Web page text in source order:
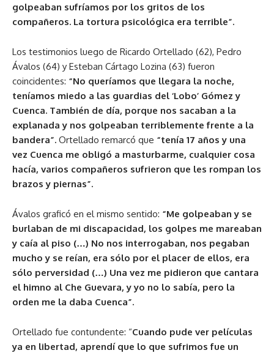
golpeaban sufríamos por los gritos de los
compañeros. La tortura psicológica era terrible”.
Los testimonios luego de Ricardo Ortellado (62), Pedro
Ávalos (64) y Esteban Cártago Lozina (63) fueron
coincidentes: “No queríamos que llegara la noche,
teníamos miedo a las guardias del ‘Lobo’ Gómez y
Cuenca. También de día, porque nos sacaban a la
explanada y nos golpeaban terriblemente frente a la
bandera”. Ortellado remarcó que “tenía 17 años y una
vez Cuenca me obligó a masturbarme, cualquier cosa
hacía, varios compañeros sufrieron que les rompan los
brazos y piernas”.
Ávalos graficó en el mismo sentido: “Me golpeaban y se
burlaban de mi discapacidad, los golpes me mareaban
y caía al piso (…) No nos interrogaban, nos pegaban
mucho y se reían, era sólo por el placer de ellos, era
sólo perversidad (…) Una vez me pidieron que cantara
el himno al Che Guevara, y yo no lo sabía, pero la
orden me la daba Cuenca”.
Ortellado fue contundente: “Cuando pude ver películas
ya en libertad, aprendí que lo que sufrimos fue un